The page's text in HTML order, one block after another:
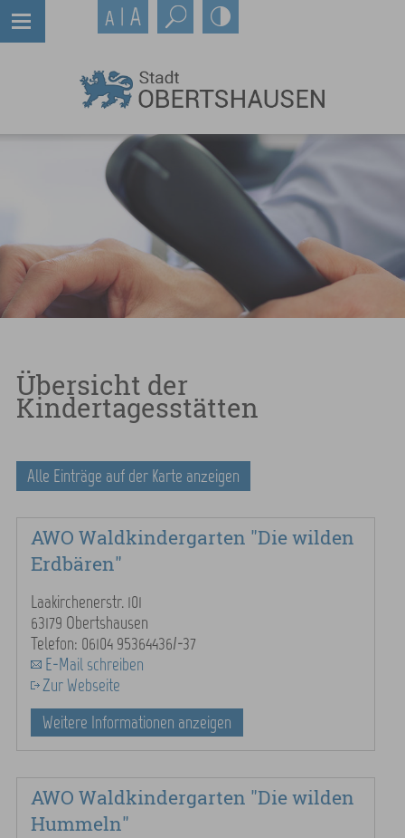
Übersicht der
Kindertagesstätten
Alle Einträge auf der Karte anzeigen
AWO Waldkindergarten "Die wilden
Erdbären"
Laakirchenerstr. 101
63179 Obertshausen
Telefon: 06104 95364436/-37
E-Mail schreiben
Zur Webseite
Weitere Informationen anzeigen
AWO Waldkindergarten "Die wilden
Hummeln"